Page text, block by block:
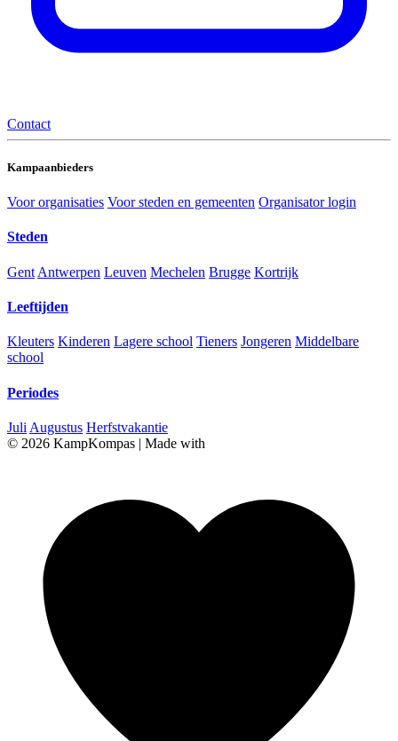
Contact
Kampaanbieders
Voor organisaties Voor steden en gemeenten Organisator login
Steden
Gent Antwerpen Leuven Mechelen Brugge Kortrijk
Leeftijden
Kleuters Kinderen Lagere school Tieners Jongeren Middelbare
school
Periodes
Juli Augustus Herfstvakantie
© 2026 KampKompas | Made with